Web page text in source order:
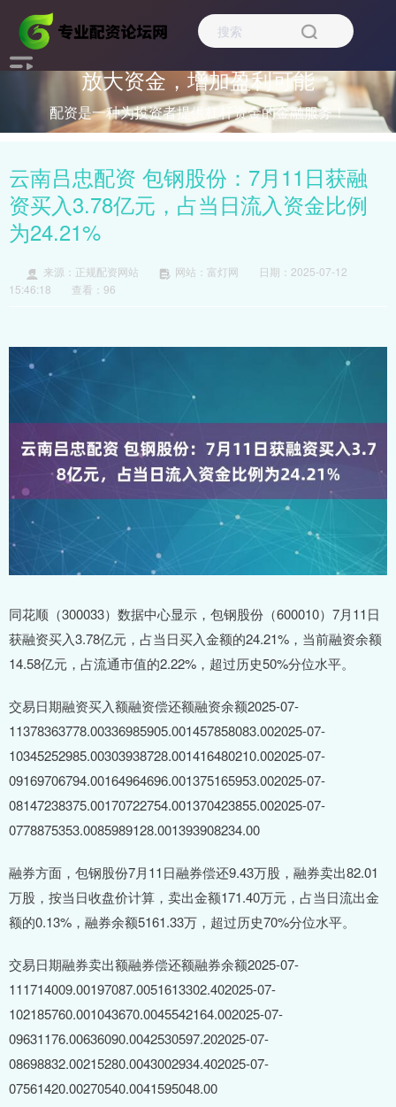
放大资金，增加盈利可能
配资是一种为投资者提供杠杆资金的金融服务！
云南吕忠配资 包钢股份：7月11日获融
资买入3.78亿元，占当日流入资金比例
为24.21%
来源：正规配资网站 网站：富灯网
日期：2025-07-12
15:46:18
查看：96
同花顺（300033）数据中心显示，包钢股份（600010）7月11日
获融资买入3.78亿元，占当日买入金额的24.21%，当前融资余额
14.58亿元，占流通市值的2.22%，超过历史50%分位水平。
交易日期融资买入额融资偿还额融资余额2025-07-
11378363778.00336985905.001457858083.002025-07-
10345252985.00303938728.001416480210.002025-07-
09169706794.00164964696.001375165953.002025-07-
08147238375.00170722754.001370423855.002025-07-
0778875353.0085989128.001393908234.00
融券方面，包钢股份7月11日融券偿还9.43万股，融券卖出82.01
万股，按当日收盘价计算，卖出金额171.40万元，占当日流出金
额的0.13%，融券余额5161.33万，超过历史70%分位水平。
交易日期融券卖出额融券偿还额融券余额2025-07-
111714009.00197087.0051613302.402025-07-
102185760.001043670.0045542164.002025-07-
09631176.00636090.0042530597.202025-07-
08698832.00215280.0043002934.402025-07-
07561420.00270540.0041595048.00